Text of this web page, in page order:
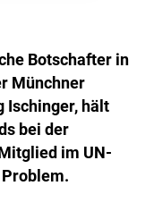
Botschafter in
Münchner
Ischinger, hält
bei der
im UN-